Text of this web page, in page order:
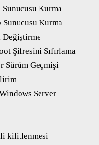
Kurma
Kurma
Değiştirme
Şifresini Sıfırlama
Sürüm Geçmişi
Server
kilitlenmesi